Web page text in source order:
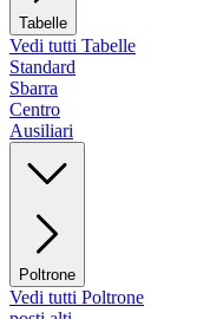
Tabelle
Vedi tutti Tabelle
Standard
Sbarra
Centro
Ausiliari
Poltrone
Vedi tutti Poltrone